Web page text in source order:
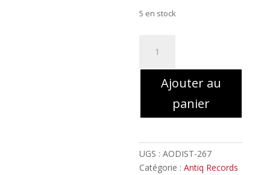
5 en stock
Dorminn
Ajouter au
panier
UGS :AODIST-267
Catégorie :Antiq Records